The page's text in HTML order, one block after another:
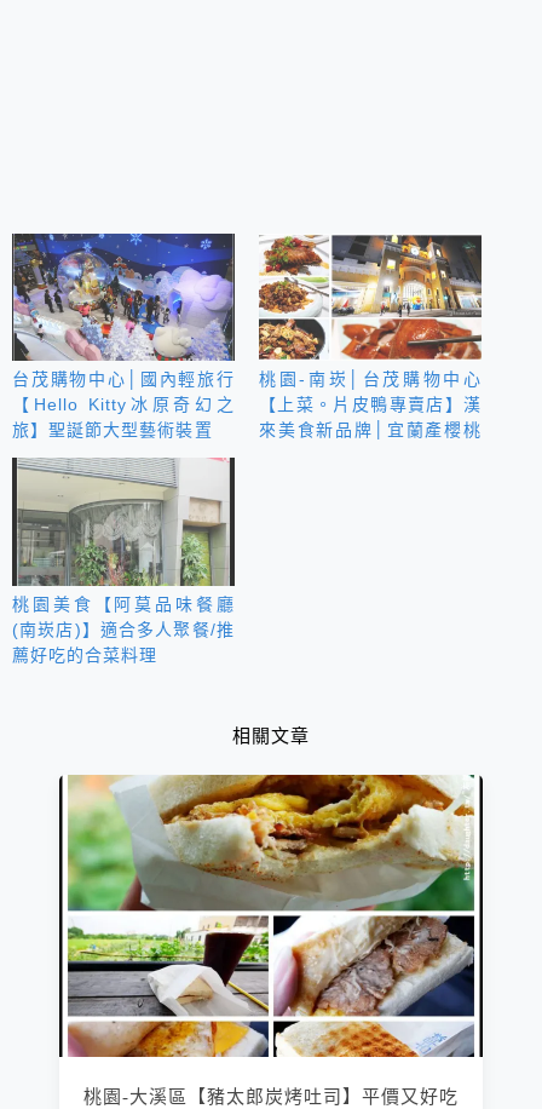
台茂購物中心│國內輕旅行
【Hello Kitty冰原奇幻之
旅】聖誕節大型藝術裝置
桃園-南崁│台茂購物中心
【上菜。片皮鴨專賣店】漢
來美食新品牌│宜蘭產櫻桃
桃園美食【阿莫品味餐廳
(南崁店)】適合多人聚餐/推
薦好吃的合菜料理
相關文章
桃園-大溪區【豬太郎炭烤吐司】平價又好吃